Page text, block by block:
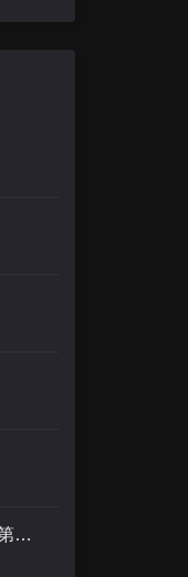
我推成为了上司 第二季